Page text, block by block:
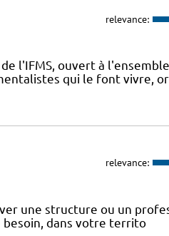
relevance:
l'IFMS, ouvert à
qui le font vivre,
relevance:
une structure ou un
besoin, dans votre territo